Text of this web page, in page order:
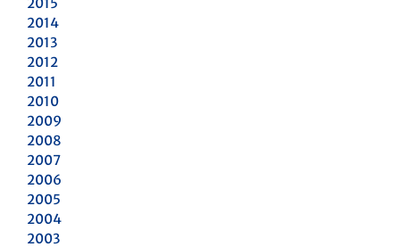
2014
2013
2012
2011
2010
2009
2008
2007
2006
2005
2004
2003